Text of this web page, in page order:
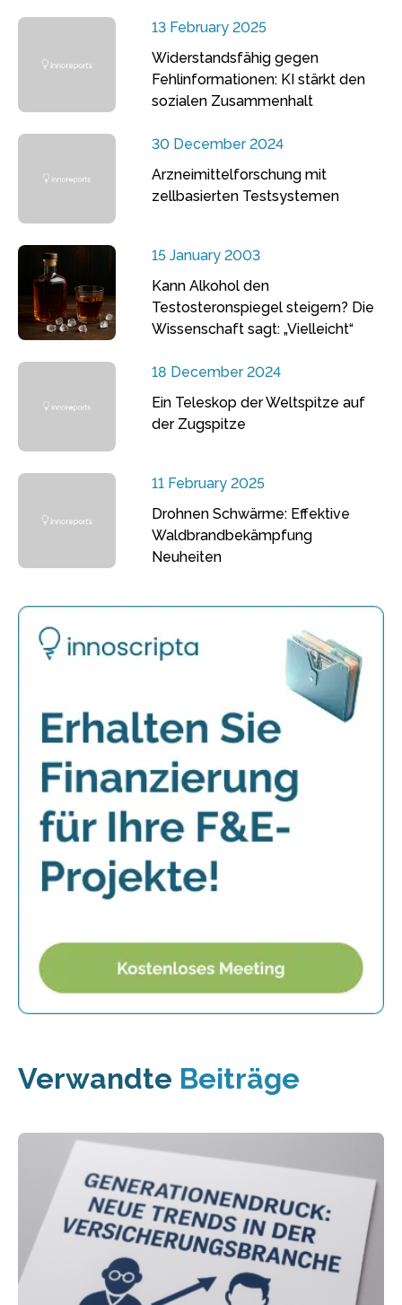
13 February 2025
Widerstandsfähig gegen
Fehlinformationen: KI stärkt den
sozialen Zusammenhalt
30 December 2024
Arzneimittelforschung mit
zellbasierten Testsystemen
15 January 2003
Kann Alkohol den
Testosteronspiegel steigern? Die
Wissenschaft sagt: „Vielleicht“
18 December 2024
Ein Teleskop der Weltspitze auf
der Zugspitze
11 February 2025
Drohnen Schwärme: Effektive
Waldbrandbekämpfung
Neuheiten
Verwandte Beiträge